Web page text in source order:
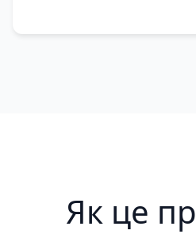
Як це